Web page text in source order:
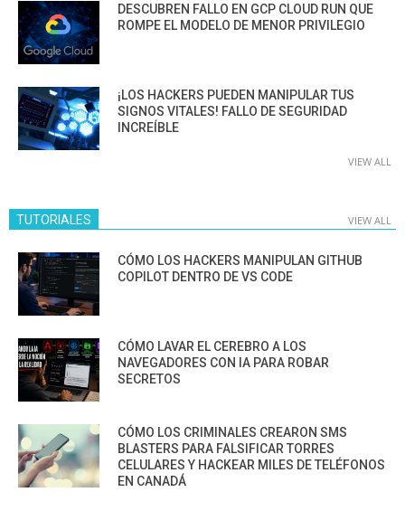
DESCUBREN FALLO EN GCP CLOUD RUN QUE
ROMPE EL MODELO DE MENOR PRIVILEGIO
¡LOS HACKERS PUEDEN MANIPULAR TUS
SIGNOS VITALES! FALLO DE SEGURIDAD
INCREÍBLE
VIEW ALL
TUTORIALES VIEW ALL
CÓMO LOS HACKERS MANIPULAN GITHUB
COPILOT DENTRO DE VS CODE
CÓMO LAVAR EL CEREBRO A LOS
NAVEGADORES CON IA PARA ROBAR
SECRETOS
CÓMO LOS CRIMINALES CREARON SMS
BLASTERS PARA FALSIFICAR TORRES
CELULARES Y HACKEAR MILES DE TELÉFONOS
EN CANADÁ